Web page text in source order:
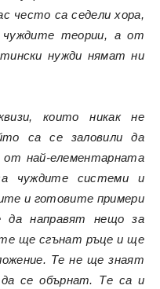
често са седели хора,
теории, а от
нужди нямат ни
които никак не
са се заловили да
най-елементарната
чуждите системи и
и готовите примери
да направят нещо за
ще сгънат ръце и ще
Те не ще знаят
се обърнат. Те са и